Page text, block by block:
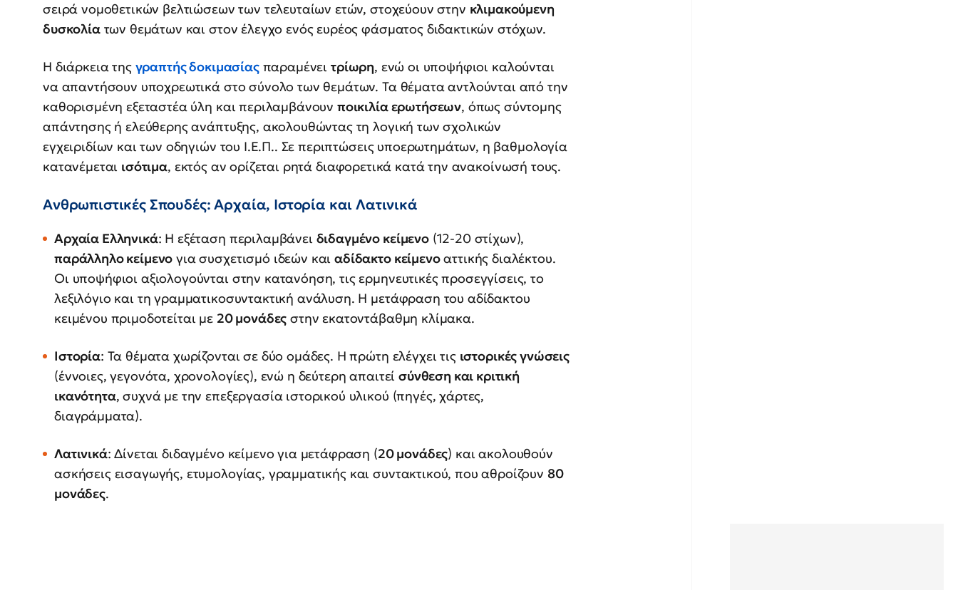
σειρά νομοθετικών βελτιώσεων των τελευταίων ετών, στοχεύουν στην κλιμακούμενη
δυσκολίατων θεμάτων και στον έλεγχο ενός ευρέος φάσματος διδακτικών στόχων.
Η διάρκεια της γραπτής δοκιμασίαςπαραμένει τρίωρη, ενώ οι υποψήφιοι καλούνται
να απαντήσουν υποχρεωτικά στο σύνολο των θεμάτων. Τα θέματα αντλούνται από την
καθορισμένη εξεταστέα ύλη και περιλαμβάνουν ποικιλία ερωτήσεων, όπως σύντομης
απάντησης ή ελεύθερης ανάπτυξης, ακολουθώντας τη λογική των σχολικών
εγχειριδίων και των οδηγιών του Ι.Ε.Π.. Σε περιπτώσεις υποερωτημάτων, η βαθμολογία
κατανέμεται ισότιμα, εκτός αν ορίζεται ρητά διαφορετικά κατά την ανακοίνωσή τους.
Ανθρωπιστικές Σπουδές: Αρχαία, Ιστορία και Λατινικά
Αρχαία Ελληνικά: Η εξέταση περιλαμβάνει διδαγμένο κείμενο(12-20 στίχων),
παράλληλο κείμενο για συσχετισμό ιδεών καιαδίδακτο κείμενοαττικής διαλέκτου.
Οι υποψήφιοι αξιολογούνται στην κατανόηση, τις ερμηνευτικές προσεγγίσεις, το
λεξιλόγιο και τη γραμματικοσυντακτική ανάλυση. Η μετάφραση του αδίδακτου
κειμένου πριμοδοτείται με 20 μονάδες στην εκατοντάβαθμη κλίμακα.
Ιστορία: Τα θέματα χωρίζονται σε δύο ομάδες. Η πρώτη ελέγχει τις ιστορικές γνώσεις
(έννοιες, γεγονότα, χρονολογίες), ενώ η δεύτερη απαιτείσύνθεση και κριτική
ικανότητα, συχνά με την επεξεργασία ιστορικού υλικού (πηγές, χάρτες,
διαγράμματα).
Λατινικά: Δίνεται διδαγμένο κείμενο για μετάφραση (20 μονάδες) και ακολουθούν
ασκήσεις εισαγωγής, ετυμολογίας, γραμματικής και συντακτικού, που αθροίζουν 80
μονάδες.